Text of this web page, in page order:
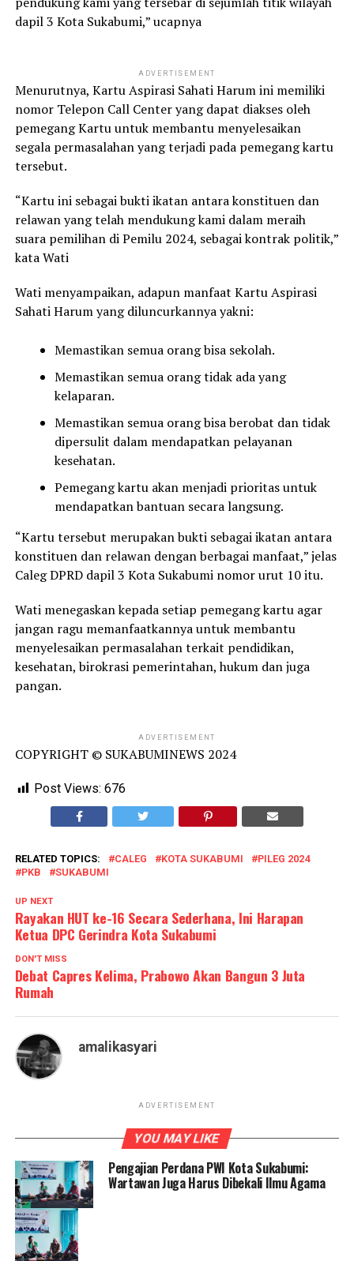
dapil 3 Kota Sukabumi,” ucapnya
ADVERTISEMENT
Menurutnya, Kartu Aspirasi Sahati Harum ini memiliki
nomor Telepon Call Center yang dapat diakses oleh
pemegang Kartu untuk membantu menyelesaikan
segala permasalahan yang terjadi pada pemegang kartu
tersebut.
“Kartu ini sebagai bukti ikatan antara konstituen dan
relawan yang telah mendukung kami dalam meraih
suara pemilihan di Pemilu 2024, sebagai kontrak politik,”
kata Wati
Wati menyampaikan, adapun manfaat Kartu Aspirasi
Sahati Harum yang diluncurkannya yakni:
Memastikan semua orang bisa sekolah.
Memastikan semua orang tidak ada yang
kelaparan.
Memastikan semua orang bisa berobat dan tidak
dipersulit dalam mendapatkan pelayanan
kesehatan.
Pemegang kartu akan menjadi prioritas untuk
mendapatkan bantuan secara langsung.
“Kartu tersebut merupakan bukti sebagai ikatan antara
konstituen dan relawan dengan berbagai manfaat,” jelas
Caleg DPRD dapil 3 Kota Sukabumi nomor urut 10 itu.
Wati menegaskan kepada setiap pemegang kartu agar
jangan ragu memanfaatkannya untuk membantu
menyelesaikan permasalahan terkait pendidikan,
kesehatan, birokrasi pemerintahan, hukum dan juga
pangan.
ADVERTISEMENT
COPYRIGHT © SUKABUMINEWS 2024
Post Views: 676
RELATED TOPICS: CALEG KOTA SUKABUMI
PILEG 2024
PKB
SUKABUMI
UP NEXT
Rayakan HUT ke-16 Secara Sederhana, Ini Harapan
Ketua DPC Gerindra Kota Sukabumi
DON'T MISS
Debat Capres Kelima, Prabowo Akan Bangun 3 Juta
Rumah
amalikasyari
ADVERTISEMENT
YOU MAY LIKE
Pengajian Perdana PWI Kota Sukabumi:
Wartawan Juga Harus Dibekali Ilmu Agama